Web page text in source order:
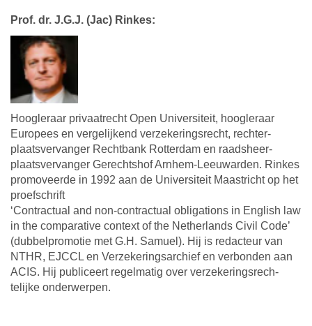
Prof. dr. J.G.J. (Jac) Rinkes:
Hoogleraar privaatrecht Open Universiteit, hoogleraar
Europees en vergelijkend verzekeringsrecht, rechter-
plaatsvervanger Rechtbank Rotterdam en raadsheer-
plaatsvervanger Gerechtshof Arnhem-Leeuwarden. Rinkes
promoveerde in 1992 aan de Universiteit Maastricht op het
proefschrift
‘Contractual and non-contractual obligations in English law
in the comparative context of the Netherlands Civil Code’
(dubbelpromotie met G.H. Samuel). Hij is redacteur van
NTHR, EJCCL en Verzekeringsarchief en verbonden aan
ACIS. Hij publiceert regelmatig over verzekeringsrech-
telijke onderwerpen.